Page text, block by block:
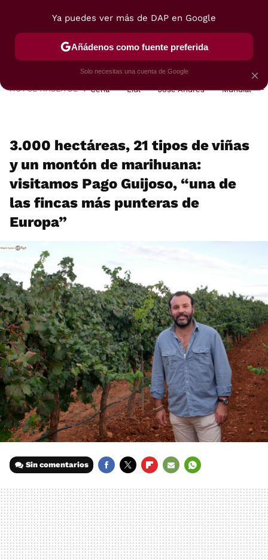
POSTRES VIAJES SELECCIÓN VEGUI
HOY SE HABLA DE Cena Lidl José Andrés Mundial
3.000 hectáreas, 21 tipos de viñas
y un montón de marihuana:
visitamos Pago Guijoso, “una de
las fincas más punteras de
Europa”
Sin comentarios
MAIL
×
Ya puedes ver más de DAP en Google
Añádenos como fuente preferida
Solo necesitas una cuenta de Google